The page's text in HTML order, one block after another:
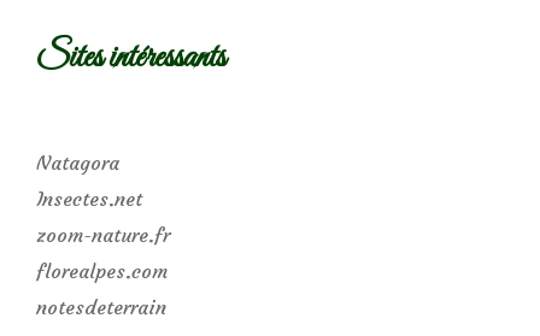
Sites intéressants
Natagora
Insectes.net
zoom-nature.fr
florealpes.com
notesdeterrain